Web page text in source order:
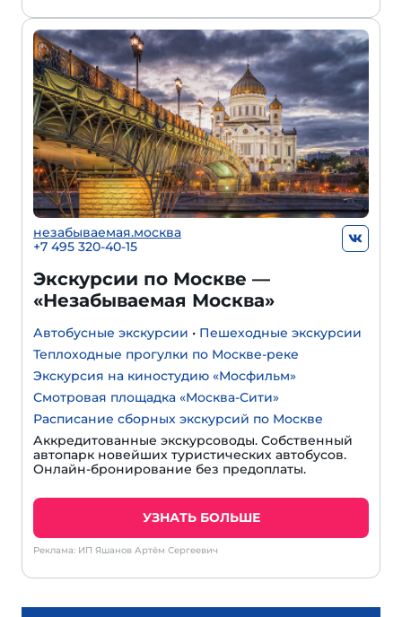
незабываемая.москва
+7 495 320-40-15
Экскурсии по Москве —
«Незабываемая Москва»
Автобусные экскурсии • Пешеходные экскурсии
Теплоходные прогулки по Москве-реке
Экскурсия на киностудию «Мосфильм»
Смотровая площадка «Москва-Сити»
Расписание сборных экскурсий по Москве
Аккредитованные экскурсоводы. Собственный
автопарк новейших туристических автобусов.
Онлайн-бронирование без предоплаты.
УЗНАТЬ БОЛЬШЕ
Реклама: ИП Яшанов Артём Сергеевич